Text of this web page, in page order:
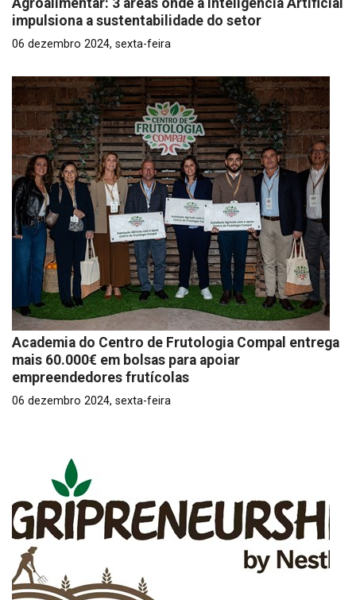
Agroalimentar: 3 áreas onde a Inteligência Artificial
impulsiona a sustentabilidade do setor
06 dezembro 2024, sexta-feira
Academia do Centro de Frutologia Compal entrega
mais 60.000€ em bolsas para apoiar
empreendedores frutícolas
06 dezembro 2024, sexta-feira